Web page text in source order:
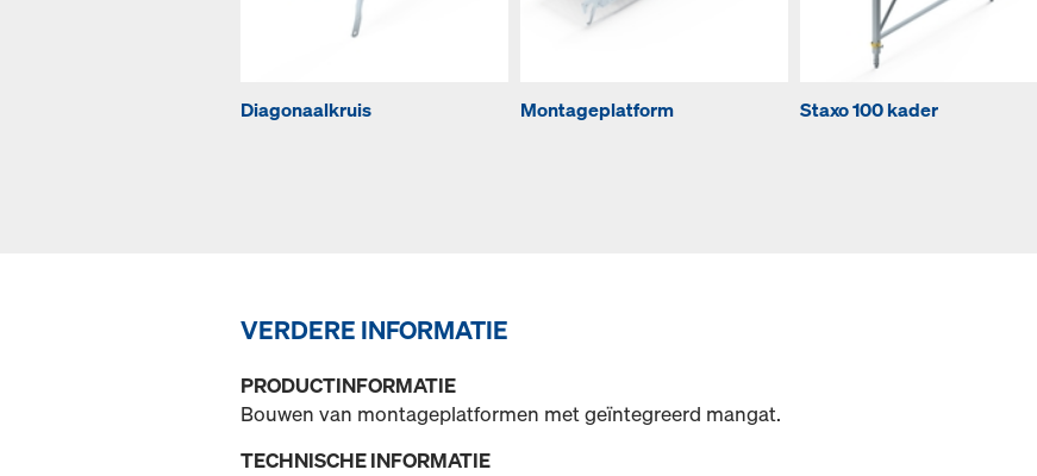
Diagonaalkruis Montageplatform Staxo 100 kader
VERDERE INFORMATIE
PRODUCTINFORMATIE
Bouwen van montageplatformen met geïntegreerd mangat.
TECHNISCHE INFORMATIE